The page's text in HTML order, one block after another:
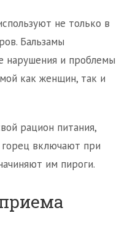
не только в
Бальзамы
нарушения и проблемы
как женщин, так и
рацион питания,
включают при
им пироги.